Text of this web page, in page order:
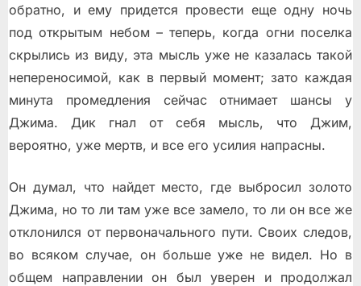
обратно, и ему придется провести еще одну ночь
под открытым небом – теперь, когда огни поселка
скрылись из виду, эта мысль уже не казалась такой
непереносимой, как в первый момент; зато каждая
минута промедления сейчас отнимает шансы у
Джима. Дик гнал от себя мысль, что Джим,
вероятно, уже мертв, и все его усилия напрасны.
Он думал, что найдет место, где выбросил золото
Джима, но то ли там уже все замело, то ли он все же
отклонился от первоначального пути. Своих следов,
во всяком случае, он больше уже не видел. Но в
общем направлении он был уверен и продолжал